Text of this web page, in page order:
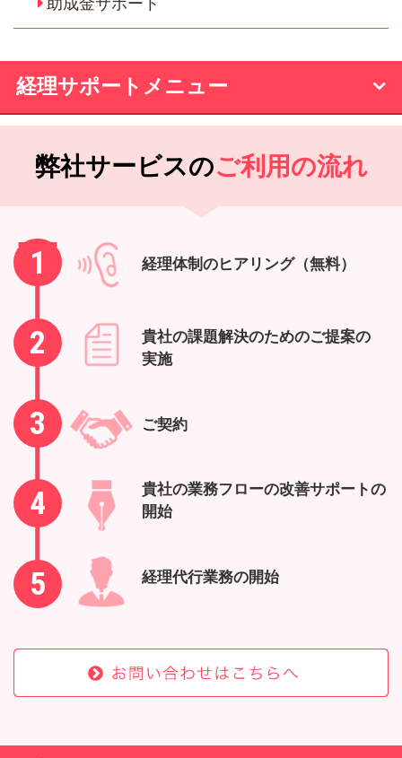
経理サポートメニュー
弊社サービスのご利用の流れ
1
2
3
4
5
経理体制のヒアリング（無料）
貴社の課題解決のためのご提案の
実施
ご契約
貴社の業務フローの改善サポートの
開始
経理代行業務の開始